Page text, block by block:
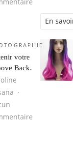
En
votre
Back.
sur Obtenir